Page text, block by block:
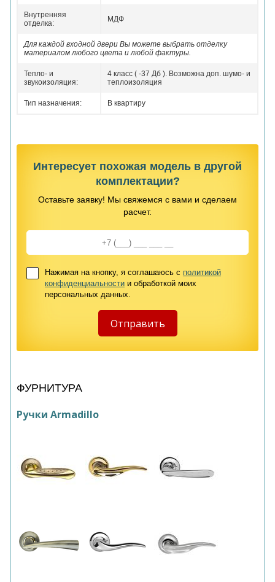
Внутренняя
отделка:
МДФ
Для каждой входной двери Вы можете выбрать отделку
материалом любого цвета и любой фактуры.
Тепло- и
звукоизоляция:
4 класс ( -37 Дб ). Возможна доп. шумо- и
теплоизоляция
Тип назначения: В квартиру
Интересует похожая модель в другой
комплектации?
Оставьте заявку! Мы свяжемся с вами и сделаем
расчет.
Нажимая на кнопку, я соглашаюсь с политикой
конфиденциальности и обработкой моих
персональных данных.
ФУРНИТУРА
Ручки Armadillo